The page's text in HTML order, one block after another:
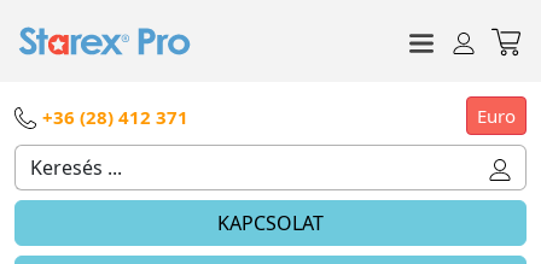
+36 (28) 412 371 Euro
KAPCSOLAT